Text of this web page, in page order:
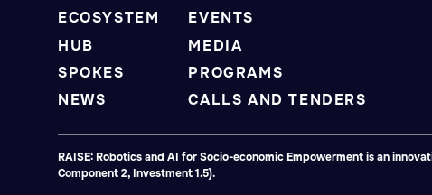
ECOSYSTEM
HUB
SPOKES
NEWS
EVENTS
MEDIA
PROGRAMS
CALLS AND TENDERS
RAISE: Robotics and AI for Socio-economic Empowerment is an
Component 2, Investment 1.5).